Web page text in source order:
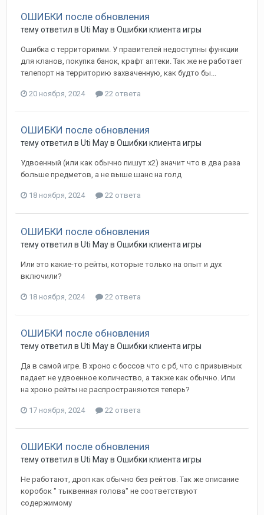
ОШИБКИ после обновления
тему ответил в Uti Mayв Ошибки клиента игры
Ошибка с территориями. У правителей недоступны функции
для кланов, покупка банок, крафт аптеки. Так же не работает
телепорт на территорию захваченную, как будто бы...
20 ноября, 2024 22 ответа
ОШИБКИ после обновления
тему ответил в Uti Mayв Ошибки клиента игры
Удвоенный (или как обычно пишут х2) значит что в два раза
больше предметов, а не выше шанс на голд
18 ноября, 2024 22 ответа
ОШИБКИ после обновления
тему ответил в Uti Mayв Ошибки клиента игры
Или это какие-то рейты, которые только на опыт и дух
включили?
18 ноября, 2024 22 ответа
ОШИБКИ после обновления
тему ответил в Uti Mayв Ошибки клиента игры
Да в самой игре. В хроно с боссов что с рб, что с призывных
падает не удвоенное количество, а также как обычно. Или
на хроно рейты не распространяются теперь?
17 ноября, 2024 22 ответа
ОШИБКИ после обновления
тему ответил в Uti Mayв Ошибки клиента игры
Не работают, дроп как обычно без рейтов. Так же описание
коробок " тыквенная голова" не соответствуют
содержимому